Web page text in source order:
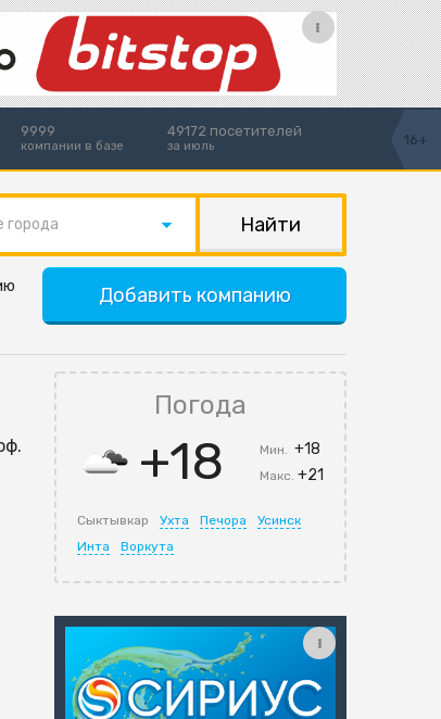
9999
компании в базе
49172 посетителей
за июль 16+
города
Добавить компанию
Погода
+18 Мин.+18
Макс.+21
Сыктывкар Ухта Печора
Усинск
Инта
Воркута